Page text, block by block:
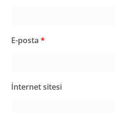
E-posta *
İnternet sitesi